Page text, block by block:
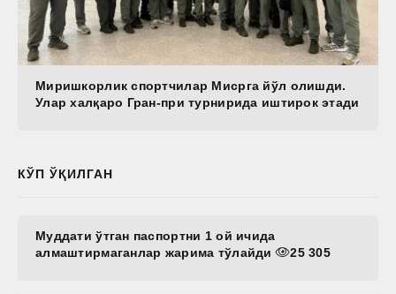
Миришкорлик спортчилар Мисрга йўл олишди.
Улар халқаро Гран-при турнирида иштирок этади
КЎП ЎҚИЛГАН
Муддати ўтган паспортни 1 ой ичида
алмаштирмаганлар жарима тўлайди
25 305